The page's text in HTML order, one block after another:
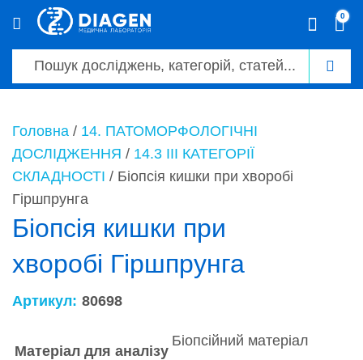
0
Головна / 14. ПАТОМОРФОЛОГІЧНІ
ДОСЛІДЖЕННЯ / 14.3 ІІІ КАТЕГОРІЇ
СКЛАДНОСТІ / Біопсія кишки при хворобі
Гіршпрунга
Біопсія кишки при
хворобі Гіршпрунга
Артикул: 80698
Матеріал для аналізу
Біопсійний матеріал